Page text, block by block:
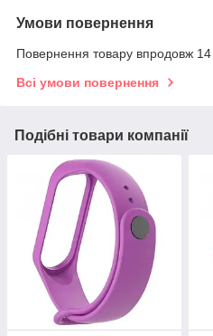
Умови повернення
Повернення товару впродовж 14
Всі умови повернення
Подібні товари компанії